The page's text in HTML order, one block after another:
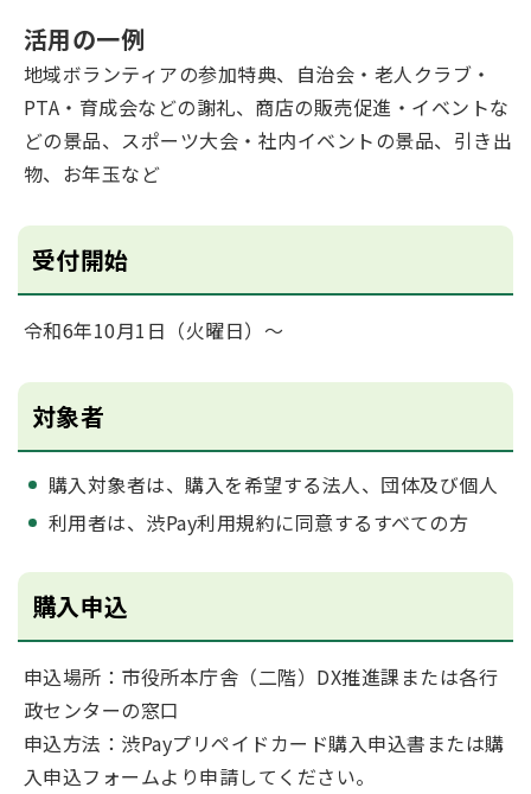
活用の一例
地域ボランティアの参加特典、自治会・老人クラブ・
PTA・育成会などの謝礼、商店の販売促進・イベントな
どの景品、スポーツ大会・社内イベントの景品、引き出
物、お年玉など
受付開始
令和6年10月1日（火曜日）～
対象者
購入対象者は、購入を希望する法人、団体及び個人
利用者は、渋Pay利用規約に同意するすべての方
購入申込
申込場所：市役所本庁舎（二階）DX推進課または各行
政センターの窓口
申込方法：渋Payプリペイドカード購入申込書または購
入申込フォームより申請してください。